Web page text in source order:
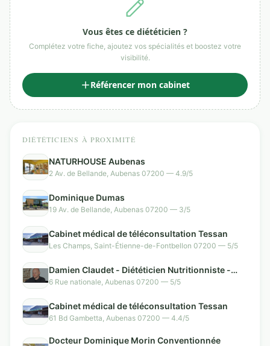
Vous êtes ce diététicien ?
Complétez votre fiche, ajoutez vos spécialités et boostez votre
visibilité.
Référencer mon cabinet
DIÉTÉTICIENS À PROXIMITÉ
NATURHOUSE Aubenas
2 Av. de Bellande, Aubenas 07200 — 4.9/5
Dominique Dumas
19 Av. de Bellande, Aubenas 07200 — 3/5
Cabinet médical de téléconsultation Tessan
Les Champs, Saint-Étienne-de-Fontbellon 07200 — 5/5
Damien Claudet - Diététicien Nutritionniste -
Aubenas
6 Rue nationale, Aubenas 07200 — 5/5
Cabinet médical de téléconsultation Tessan
61 Bd Gambetta, Aubenas 07200 — 4.4/5
Docteur Dominique Morin Conventionnée